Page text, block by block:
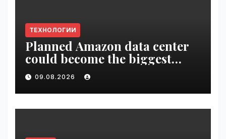
ТЕХНОЛОГИИ
Planned Amazon data center
could become the biggest
climate polluter in the U.S. |
VseTime.ru
09.08.2026